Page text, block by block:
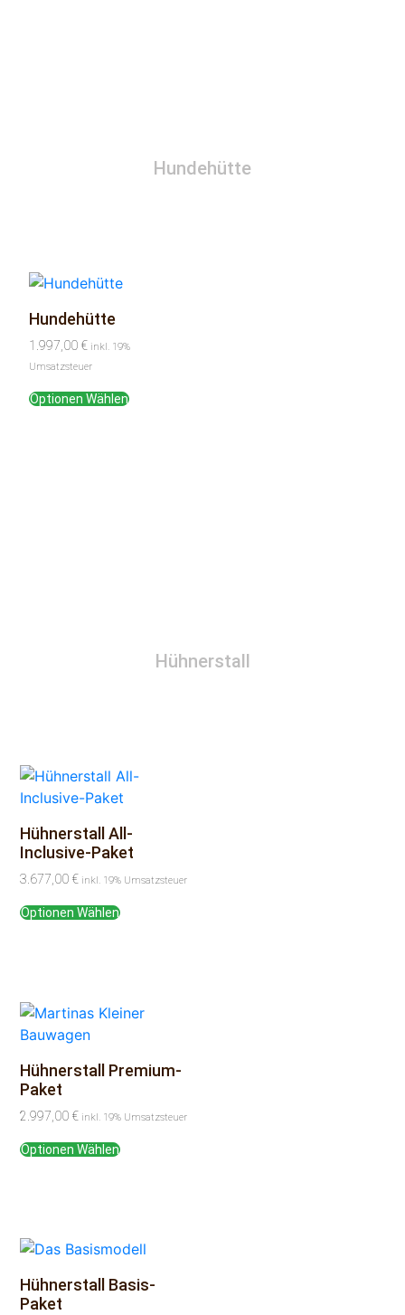
Hundehütte
Hundehütte
1.997,00 € inkl. 19%
Umsatzsteuer
Optionen Wählen
Hühnerstall
Hühnerstall All-
Inclusive-Paket
3.677,00 € inkl. 19% Umsatzsteuer
Optionen Wählen
Hühnerstall Premium-
Paket
2.997,00 € inkl. 19% Umsatzsteuer
Optionen Wählen
Hühnerstall Basis-
Paket